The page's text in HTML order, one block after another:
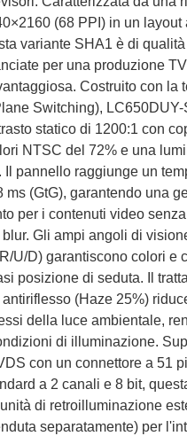
(68 PPI) in un layout
variante SHA1 è di qualità
per una produzione TV
Costruito con la
Switching),
statico di 1200:1 con
NTSC del 72% e una
Il pannello raggiunge un
ms (GtG), garantendo una
per i contenuti video
Gli ampi angoli di
R/U/D) garantiscono colori e
posizione di seduta. Il
(Haze 25%)
della luce ambientale,
di illuminazione.
con un connettore a 51
a 2 canali e 8 bit,
di retroilluminazione
separatamente) per